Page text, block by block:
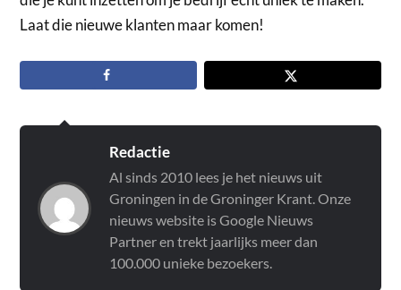
Laat die nieuwe klanten maar komen!
Redactie
Al sinds 2010 lees je het nieuws uit
Groningen in de Groninger Krant. Onze
nieuws website is Google Nieuws
Partner en trekt jaarlijks meer dan
100.000 unieke bezoekers.